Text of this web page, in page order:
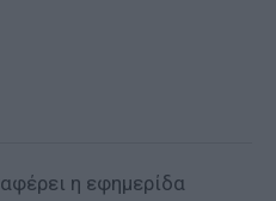
η εφημερίδα